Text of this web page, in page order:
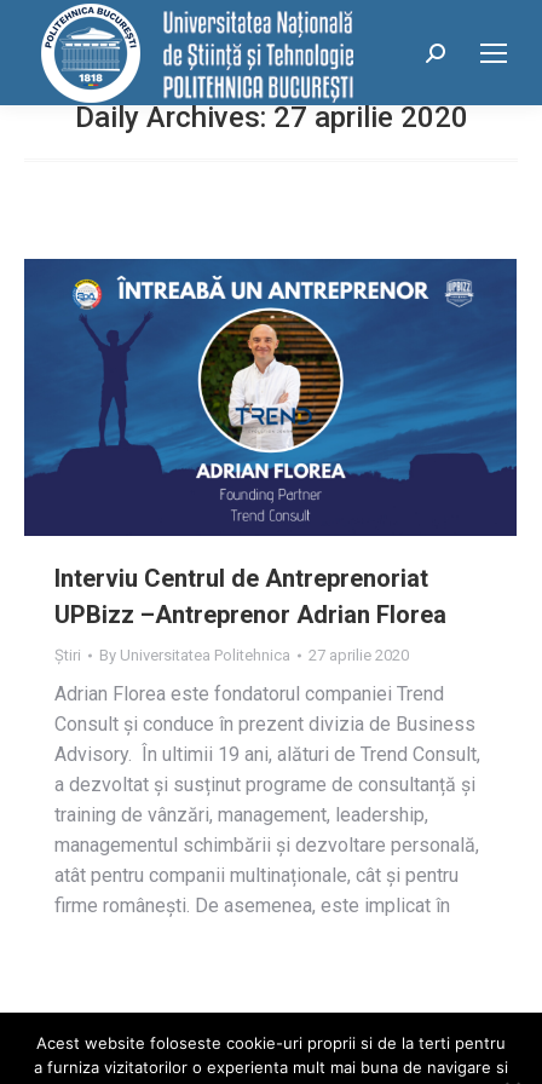
conținut
Search:
Daily Archives: 27 aprilie 2020
Interviu Centrul de Antreprenoriat
UPBizz –Antreprenor Adrian Florea
Știri By Universitatea Politehnica 27 aprilie 2020
Adrian Florea este fondatorul companiei Trend
Consult și conduce în prezent divizia de Business
Advisory. În ultimii 19 ani, alături de Trend Consult,
a dezvoltat și susținut programe de consultanță și
training de vânzări, management, leadership,
managementul schimbării și dezvoltare personală,
atât pentru companii multinaționale, cât și pentru
firme românești. De asemenea, este implicat în
Acest website foloseste cookie-uri proprii si de la terti pentru
a furniza vizitatorilor o experienta mult mai buna de navigare si